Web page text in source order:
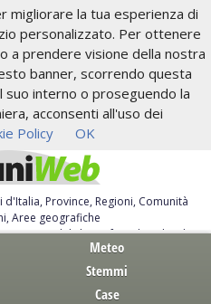
migliorare la tua esperienza di
personalizzato. Per ottenere
a prendere visione della nostra
banner, scorrendo questa
suo interno o proseguendo la
acconsenti all'uso dei
Policy OK
Province, Regioni, Comunità
Aree geografiche
moduli, leggi, free download
Meteo
Stemmi
Case